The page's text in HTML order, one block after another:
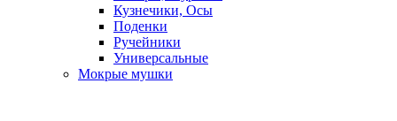
Кузнечики, Осы
Поденки
Ручейники
Универсальные
Мокрые мушки